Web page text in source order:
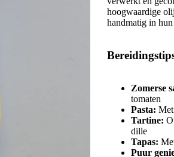
hoogwaardige
handmatig in
Zomerse
tomaten
Pasta:
Tartine:
dille
Tapas:
Puur